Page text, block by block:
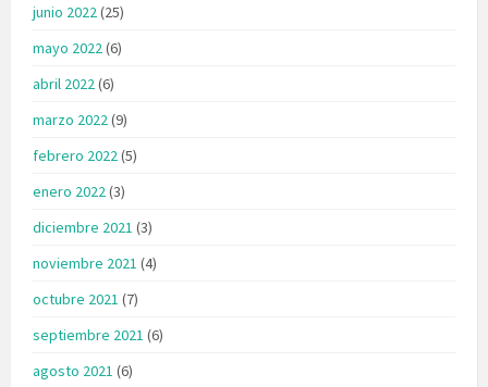
junio 2022(25)
mayo 2022(6)
abril 2022(6)
marzo 2022(9)
febrero 2022(5)
enero 2022(3)
diciembre 2021 (3)
noviembre 2021 (4)
octubre 2021 (7)
septiembre 2021 (6)
agosto 2021 (6)